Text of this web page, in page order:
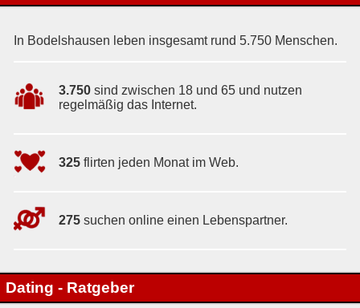
In Bodelshausen leben insgesamt rund 5.750 Menschen.
3.750 sind zwischen 18 und 65 und nutzen
regelmäßig das Internet.
325 flirten jeden Monat im Web.
275 suchen online einen Lebenspartner.
Dating - Ratgeber